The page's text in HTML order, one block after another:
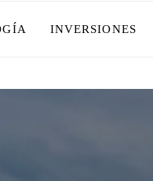
INVERSIONES